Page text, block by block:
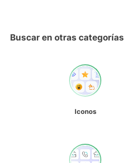
Buscar en otras categorías
Iconos